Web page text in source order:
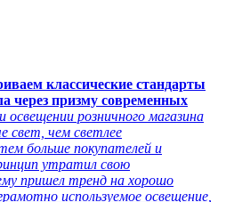
классические стандарты
через призму современных
освещении розничного магазина
свет, чем светлее
больше покупателей и
утратил свою
пришел тренд на хорошо
используемое освещение,